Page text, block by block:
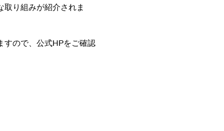
り組みが紹介されま
すので、公式HPをご確認